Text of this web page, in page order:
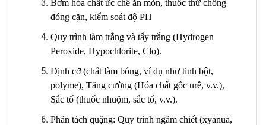
Bơm hóa chất ức chế ăn mòn, thuốc thử chống
đóng cặn, kiểm soát độ PH
Quy trình làm trắng và tẩy trắng (Hydrogen
Peroxide, Hypochlorite, Clo).
Định cỡ (chất làm bóng, ví dụ như tinh bột,
polyme), Tăng cường (Hóa chất gốc urê, v.v.),
Sắc tố (thuốc nhuộm, sắc tố, v.v.).
Phân tách quặng: Quy trình ngâm chiết (xyanua,